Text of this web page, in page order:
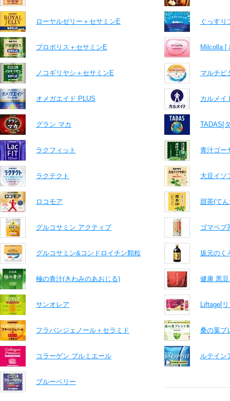
ローヤルゼリー＋セサミンE
プロポリス＋セサミンE
ノコギリヤシ＋セサミンE
オメガエイド PLUS
グラン マカ
ラクフィット
ラクテクト
ロコモア
グルコサミン アクティブ
グルコサミン&コンドロイチン顆粒
極の青汁(きわみのあおじる)
サンオレア
フラバンジェノール＋セラミド
コラーゲン プルミエール
ブルーベリー
ぐっすり
Milcolla [
マルチビ
カルメイ
TADAS[
青汁ゴー
大豆イソ
甜茶(て
ゴマペプ
坂元のく
健康 黒
Liftage[
桑の葉ブ
ルテイン